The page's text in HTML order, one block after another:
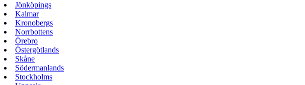
Jönköpings
Kalmar
Kronobergs
Norrbottens
Örebro
Östergötlands
Skåne
Södermanlands
Stockholms